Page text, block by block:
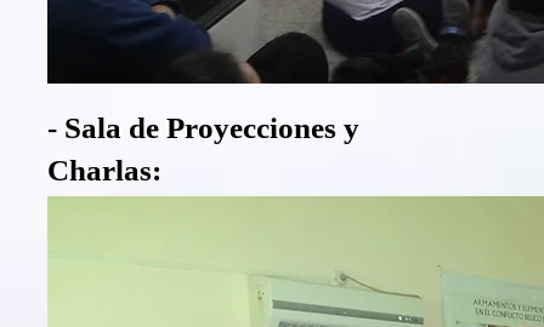
- Sala de Proyecciones y
Charlas: